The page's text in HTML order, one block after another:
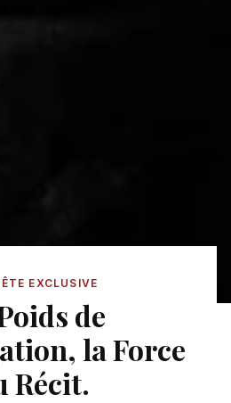
EXCLUSIVE
de
la Force
Récit.